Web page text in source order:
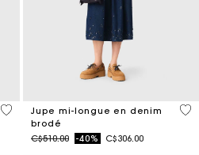
4,2 out of 5 Customer Rating
Jupe mi-longue en denim
brodé
Price reduced from
C$510.00to-40% C$306.00
3,4